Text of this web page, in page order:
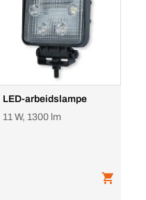
LED-arbeidslampe
11 W, 1300 lm